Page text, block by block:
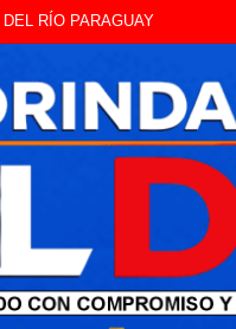
RÍO PARAGUAY